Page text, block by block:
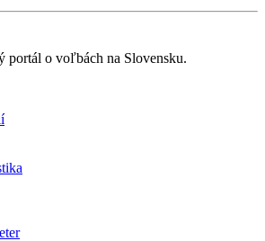
portál o voľbách na Slovensku.